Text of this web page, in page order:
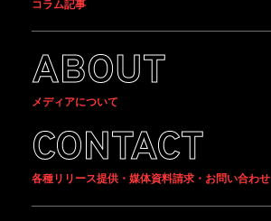
コラム記事
ABOUT
メディアについて
CONTACT
各種リリース提供・媒体資料請求・お問い合わせ